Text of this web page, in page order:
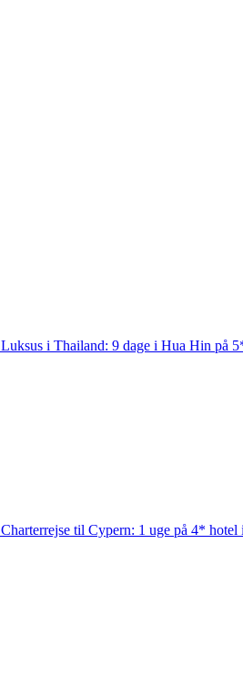
Luksus i Thailand: 9 dage i Hua Hin på
Charterrejse til Cypern: 1 uge på 4*